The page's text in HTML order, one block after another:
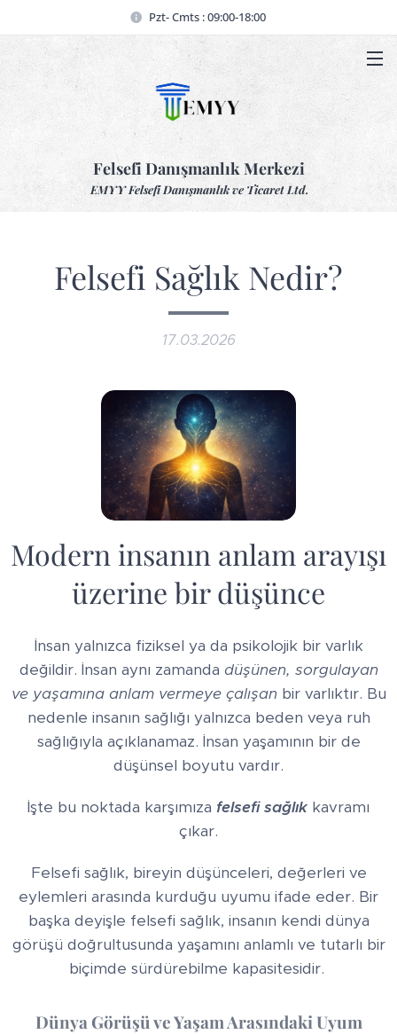
Pzt- Cmts : 09:00-18:00
Felsefi Danışmanlık Merkezi
EMYY Felsefi Danışmanlık ve Ticaret Ltd.
Felsefi Sağlık Nedir?
17.03.2026
Modern insanın anlam arayışı
üzerine bir düşünce
İnsan yalnızca fiziksel ya da psikolojik bir varlık
değildir. İnsan aynı zamanda düşünen, sorgulayan
ve yaşamına anlam vermeye çalışan bir varlıktır. Bu
nedenle insanın sağlığı yalnızca beden veya ruh
sağlığıyla açıklanamaz. İnsan yaşamının bir de
düşünsel boyutu vardır.
İşte bu noktada karşımıza felsefi sağlık kavramı
çıkar.
Felsefi sağlık, bireyin düşünceleri, değerleri ve
eylemleri arasında kurduğu uyumu ifade eder. Bir
başka deyişle felsefi sağlık, insanın kendi dünya
görüşü doğrultusunda yaşamını anlamlı ve tutarlı bir
biçimde sürdürebilme kapasitesidir.
Dünya Görüşü ve Yaşam Arasındaki Uyum